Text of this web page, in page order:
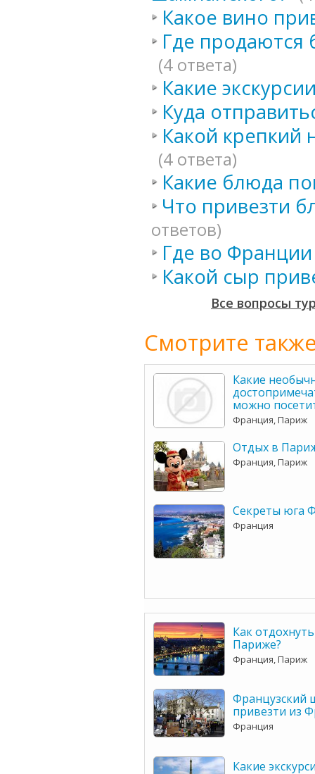
Какое вино
Где продаются
(4 ответа)
Какие
Куда
Какой крепкий
(4 ответа)
Какие блюда
Что привезти
ответов)
Где во
Какой сыр
Все вопросы
Смотрите
Какие
можно
Франция, Париж
Отдых в
Франция, Париж
Секреты юга
Франция
Как
Париже?
Франция, Париж
Французский
привезти из
Франция
Какие